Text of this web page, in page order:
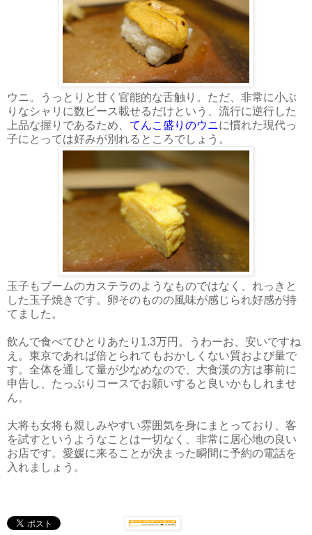
ウニ。うっとりと甘く官能的な舌触り。ただ、非常に小ぶ
りなシャリに数ピース載せるだけという、流行に逆行した
上品な握りであるため、 てんこ盛りのウニに慣れた現代っ
子にとっては好みが別れるところでしょう。
玉子もブームのカステラのようなものではなく、れっきと
した玉子焼きです。卵そのものの風味が感じられ好感が持
てました。
飲んで食べてひとりあたり1.3万円。うわーお、安いですね
え。東京であれば倍とられてもおかしくない質および量で
す。全体を通して量が少なめなので、大食漢の方は事前に
申告し、たっぷりコースでお願いすると良いかもしれませ
ん。
大将も女将も親しみやすい雰囲気を身にまとっており、客
を試すというようなことは一切なく、非常に居心地の良い
お店です。愛媛に来ることが決まった瞬間に予約の電話を
入れましょう。